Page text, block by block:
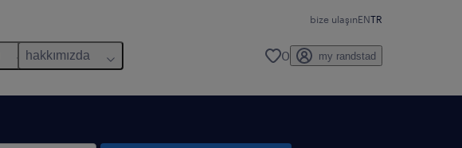
bize ulaşınENTR
hakkımızda 0 my randstad